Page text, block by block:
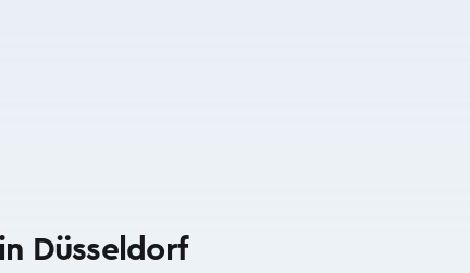
Düsseldorf